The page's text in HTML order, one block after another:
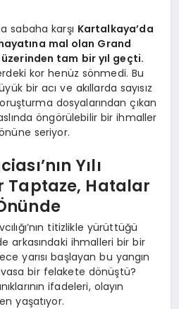
sabaha karşı Kartalkaya’da
mal olan Grand
üzerinden tam bir yıl geçti.
kor henüz sönmedi. Bu
bir acı ve akıllarda sayısız
dosyalarından çıkan
öngörülebilir bir ihmaller
seriyor.
Yılı
Taptaze, Hatalar
titizlikle yürüttüğü
arkasındaki ihmalleri bir bir
yarısı başlayan bu yangın
bir felakete dönüştü?
ifadeleri, olayın
yaşatıyor.